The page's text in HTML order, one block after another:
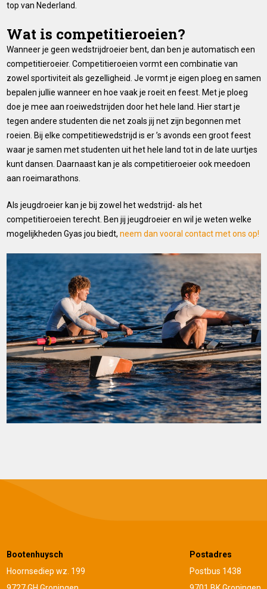
top van Nederland.
Wat is competitieroeien?
Wanneer je geen wedstrijdroeier bent, dan ben je automatisch een
competitieroeier. Competitieroeien vormt een combinatie van
zowel sportiviteit als gezelligheid. Je vormt je eigen ploeg en samen
bepalen jullie wanneer en hoe vaak je roeit en feest. Met je ploeg
doe je mee aan roeiwedstrijden door het hele land. Hier start je
tegen andere studenten die net zoals jij net zijn begonnen met
roeien. Bij elke competitiewedstrijd is er ’s avonds een groot feest
waar je samen met studenten uit het hele land tot in de late uurtjes
kunt dansen. Daarnaast kan je als competitieroeier ook meedoen
aan roeimarathons.
Als jeugdroeier kan je bij zowel het wedstrijd- als het
competitieroeien terecht. Ben jij jeugdroeier en wil je weten welke
mogelijkheden Gyas jou biedt, neem dan vooral contact met ons op!
Bootenhuysch
Hoornsediep wz. 199
Postadres
Postbus 1438